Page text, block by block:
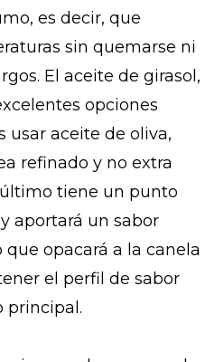
es decir, que
sin quemarse ni
El aceite de girasol,
opciones
usar aceite de oliva,
refinado y no extra
tiene un punto
aportará un sabor
opacará a la canela
el perfil de sabor
principal.